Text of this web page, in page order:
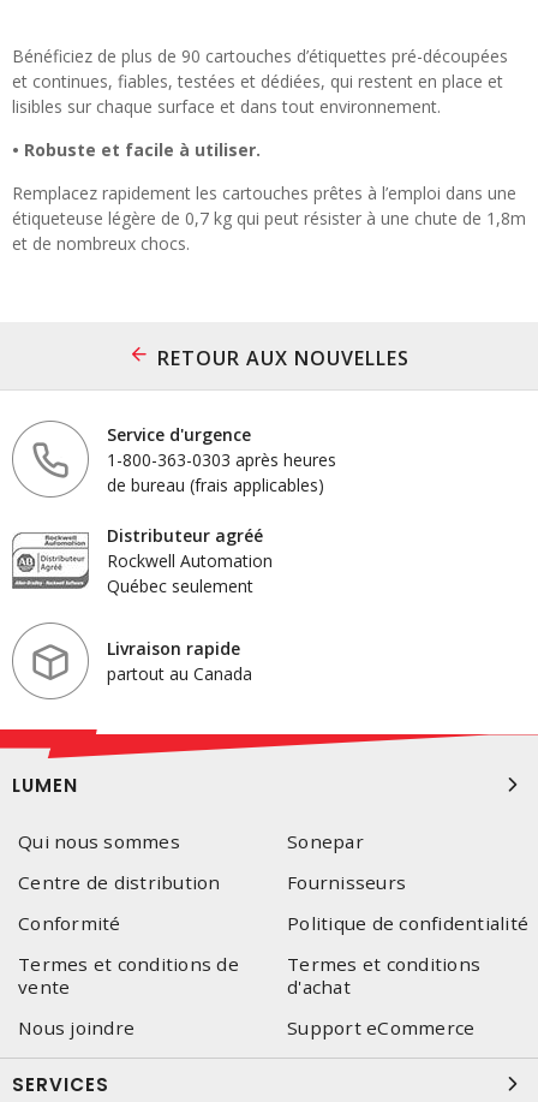
Bénéficiez de plus de 90 cartouches d’étiquettes pré-découpées
et continues, fiables, testées et dédiées, qui restent en place et
lisibles sur chaque surface et dans tout environnement.
• Robuste et facile à utiliser.
Remplacez rapidement les cartouches prêtes à l’emploi dans une
étiqueteuse légère de 0,7 kg qui peut résister à une chute de 1,8m
et de nombreux chocs.
RETOUR AUX NOUVELLES
Service d'urgence
1-800-363-0303 après heures
de bureau (frais applicables)
Distributeur agréé
Rockwell Automation
Québec seulement
Livraison rapide
partout au Canada
LUMEN
Qui nous sommes
Sonepar
Centre de distribution
Fournisseurs
Conformité
Politique de confidentialité
Termes et conditions de
vente
Termes et conditions
d'achat
Nous joindre
Support eCommerce
SERVICES